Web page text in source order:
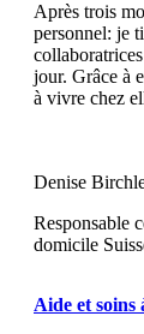
Après trois
personnel: je
jour. Grâce à
à vivre chez
Denise
Responsable
domicile
Aide et soins